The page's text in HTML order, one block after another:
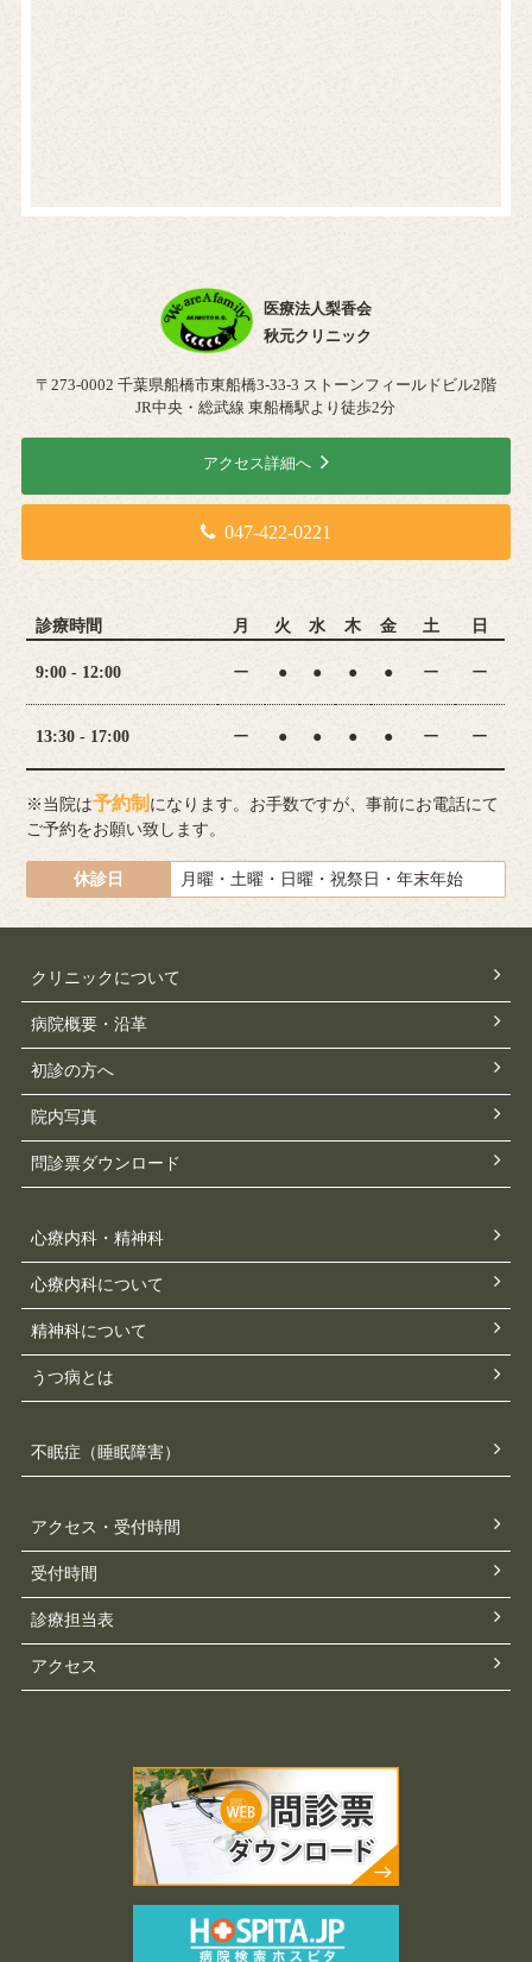
医療法人梨香会
秋元クリニック
〒273-0002 千葉県船橋市東船橋3-33-3 ストーンフィールドビル2階
JR中央・総武線 東船橋駅より徒歩2分
アクセス詳細へ
047-422-0221
診療時間 月 火 水 木 金 土 日
9:00 - 12:00 ー ● ● ● ● ー ー
13:30 - 17:00 ー ● ● ● ● ー ー
※当院は予約制 になります。お手数ですが、事前にお電話にて
ご予約をお願い致します。
休診日 月曜・土曜・日曜・祝祭日・年末年始
クリニックについて
病院概要・沿革
初診の方へ
院内写真
問診票ダウンロード
心療内科・精神科
心療内科について
精神科について
うつ病とは
不眠症（睡眠障害）
アクセス・受付時間
受付時間
診療担当表
アクセス